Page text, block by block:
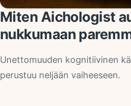
Miten Aichologist
nukkumaan
Unettomuuden kognitiivinen
perustuu neljään vaiheeseen.